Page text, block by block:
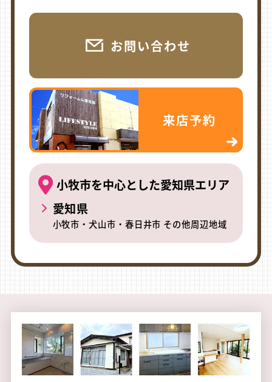
お問い合わせ
来店予約
小牧市を中心とした愛知県エリア
愛知県
小牧市・犬山市・春日井市 その他周辺地域